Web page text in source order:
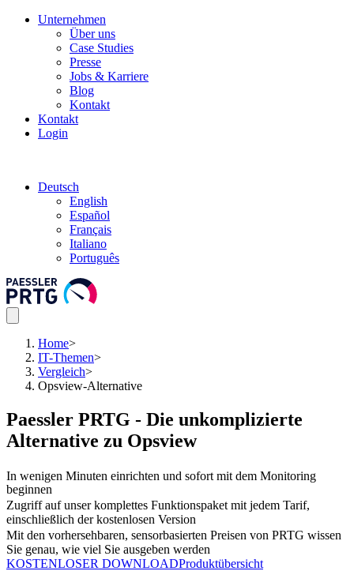
Unternehmen
Über uns
Case Studies
Presse
Jobs & Karriere
Blog
Kontakt
Kontakt
Login
Deutsch
English
Español
Français
Italiano
Português
Home>
IT-Themen>
Vergleich>
Opsview-Alternative
Paessler PRTG - Die unkomplizierte
Alternative zu Opsview
In wenigen Minuten einrichten und sofort mit dem Monitoring
beginnen
Zugriff auf unser komplettes Funktionspaket mit jedem Tarif,
einschließlich der kostenlosen Version
Mit den vorhersehbaren, sensorbasierten Preisen von PRTG wissen
Sie genau, wie viel Sie ausgeben werden
KOSTENLOSER DOWNLOADProduktübersicht